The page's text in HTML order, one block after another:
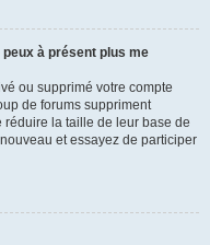
à présent plus me
ou supprimé votre compte
de forums suppriment
la taille de leur base de
et essayez de participer